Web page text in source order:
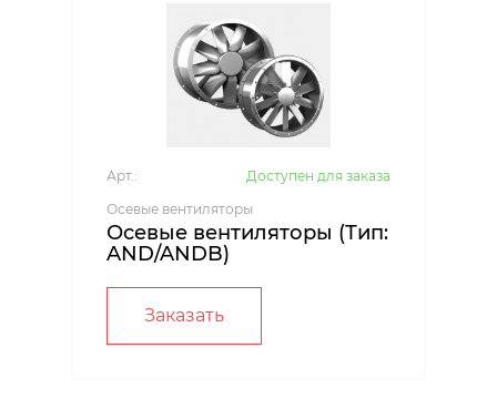
Арт.:
Доступен для заказа
Осевые вентиляторы
Осевые вентиляторы (Тип:
AND/ANDB)
Заказать